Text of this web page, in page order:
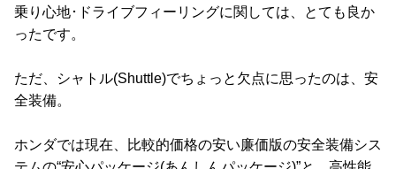
乗り心地･ドライブフィーリングに関しては、とても良か
ったです。
ただ、シャトル(Shuttle)でちょっと欠点に思ったのは、安
全装備。
ホンダでは現在、比較的価格の安い廉価版の安全装備シス